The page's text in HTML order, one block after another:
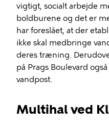
vigtigt, socialt arbejde
boldburene og det er
har foreslået, at der
ikke skal medbringe
deres træning.
på Prags Boulevard
vandpost.
Multihal ved